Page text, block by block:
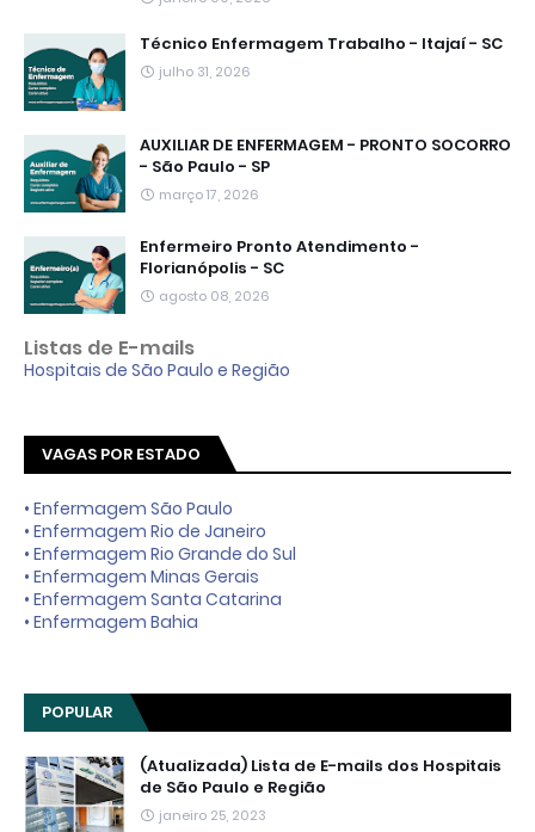
Técnico Enfermagem Trabalho - Itajaí - SC
julho 31, 2026
AUXILIAR DE ENFERMAGEM - PRONTO SOCORRO
- São Paulo - SP
março 17, 2026
Enfermeiro Pronto Atendimento -
Florianópolis - SC
agosto 08, 2026
Listas de E-mails
Hospitais de São Paulo e Região
VAGAS POR ESTADO
• Enfermagem São Paulo
• Enfermagem Rio de Janeiro
• Enfermagem Rio Grande do Sul
• Enfermagem Minas Gerais
• Enfermagem Santa Catarina
• Enfermagem Bahia
POPULAR
(Atualizada) Lista de E-mails dos Hospitais
de São Paulo e Região
janeiro 25, 2023